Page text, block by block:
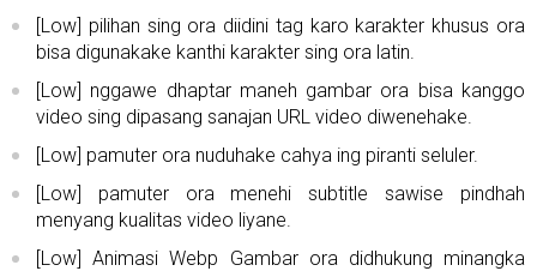
[Low] pilihan sing ora diidini tag karo karakter khusus ora
bisa digunakake kanthi karakter sing ora latin.
[Low] nggawe dhaptar maneh gambar ora bisa kanggo
video sing dipasang sanajan URL video diwenehake.
[Low] pamuter ora nuduhake cahya ing piranti seluler.
[Low] pamuter ora menehi subtitle sawise pindhah
menyang kualitas video liyane.
[Low] Animasi Webp Gambar ora didhukung minangka